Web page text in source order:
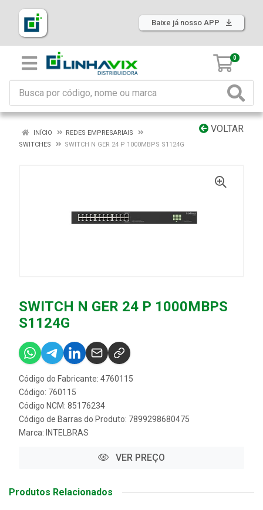
Baixe já nosso APP
0
VOLTAR
INÍCIO
REDES EMPRESARIAIS
SWITCHES
SWITCH N GER 24 P 1000MBPS S1124G
SWITCH N GER 24 P 1000MBPS
S1124G
Código do Fabricante: 4760115
Código: 760115
Código NCM: 85176234
Código de Barras do Produto: 7899298680475
Marca: INTELBRAS
VER PREÇO
Produtos Relacionados